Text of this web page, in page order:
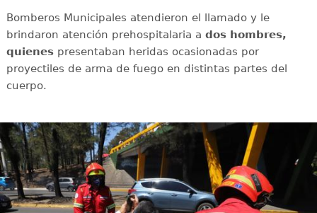
Bomberos Municipales atendieron el llamado y le
brindaron atención prehospitalaria a dos hombres,
quienespresentaban heridas ocasionadas por
proyectiles de arma de fuego en distintas partes del
cuerpo.